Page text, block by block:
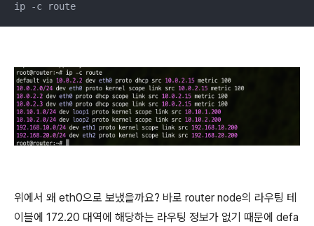
ip -c route
위에서 왜 eth0으로 보냈을까요? 바로 router node의 라우팅 테
이블에 172.20 대역에 해당하는 라우팅 정보가 없기 때문에 defa